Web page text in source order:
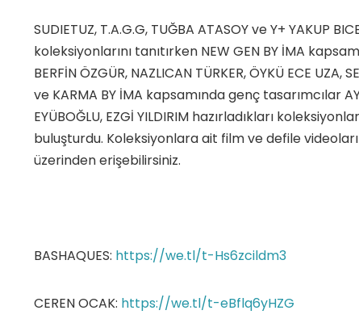
SUDIETUZ, T.A.G.G, TUĞBA ATASOY ve Y+ YAKUP
koleksiyonlarını tanıtırken NEW GEN BY İMA
BERFİN ÖZGÜR, NAZLICAN TÜRKER, ÖYKÜ ECE UZA,
ve KARMA BY İMA kapsamında genç tasarımcılar
EYÜBOĞLU, EZGİ YILDIRIM hazırladıkları
buluşturdu. Koleksiyonlara ait film ve defile
üzerinden erişebilirsiniz.
BASHAQUES: https://we.tl/t-Hs6zcildm3
CEREN OCAK: https://we.tl/t-eBflq6yHZG